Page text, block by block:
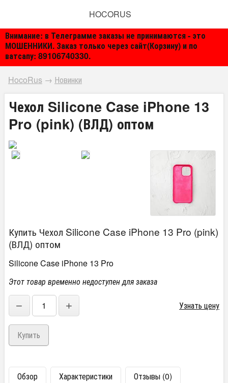
Внимание: в Телеграмме заказы не принимаются - это
МОШЕННИКИ. Заказ только через сайт(Корзину) и по
ватсапу: 89106740330.
HOCORUS
HocoRus → Новинки
Чехол Silicone Case iPhone 13
Pro (pink) (ВЛД) оптом
Купить Чехол Silicone Case iPhone 13 Pro (pink)
(ВЛД) оптом
Silicone Case iPhone 13 Pro
Этот товар временно недоступен для заказа
− + Узнать цену
Обзор Характеристики
Отзывы (0)